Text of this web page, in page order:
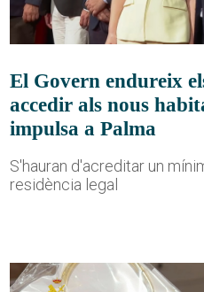
El Govern endureix
accedir als nous
impulsa a Palma
S'hauran d'acreditar un
residència legal